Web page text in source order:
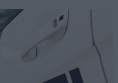
støtter velgørende formål
at bakke op om
på 250.000 kroner kan
om en ny